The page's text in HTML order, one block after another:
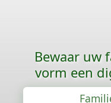
Bewaar uw
vorm een